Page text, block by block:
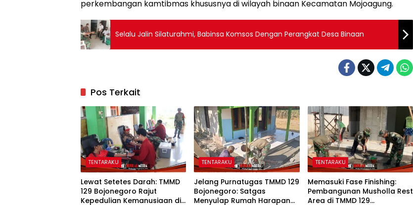
perkembangan kamtibmas khususnya di wilayah binaan Kecamatan Mojoagung.
Selalu Jalin Silaturahmi, Babinsa Komsos Dengan Perangkat Desa Binaan
Pos Terkait
TENTARAKU
Lewat Setetes Darah: TMMD
129 Bojonegoro Rajut
Kepedulian Kemanusiaan di
TENTARAKU
Jelang Purnatugas TMMD 129
Bojonegoro: Satgas
Menyulap Rumah Harapan
TENTARAKU
Memasuki Fase Finishing:
Pembangunan Musholla Rest
Area di TMMD 129